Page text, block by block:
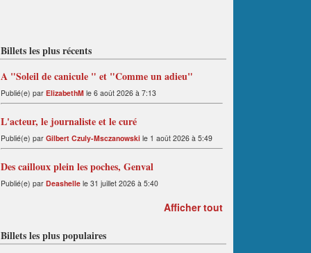
Billets les plus récents
A "Soleil de canicule " et "Comme un adieu"
Publié(e) par ElizabethM le 6 août 2026 à 7:13
L'acteur, le journaliste et le curé
Publié(e) par Gilbert Czuly-Msczanowski le 1 août 2026 à 5:49
Des cailloux plein les poches, Genval
Publié(e) par Deashelle le 31 juillet 2026 à 5:40
Afficher tout
Billets les plus populaires